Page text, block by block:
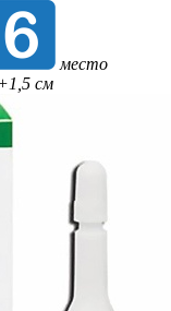
место
см